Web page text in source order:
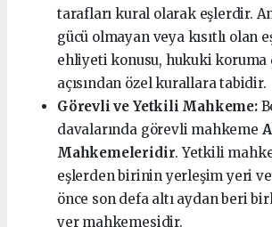
tarafları kural olarak eşlerdir.
gücü olmayan veya kısıtlı olan
ehliyeti konusu, hukuki koruma
açısından özel kurallara tabidir.
Görevli ve Yetkili Mahkeme:
davalarında görevli mahkeme
Mahkemeleridir. Yetkili
eşlerden birinin yerleşim yeri
önce son defa altı aydan beri
yer mahkemesidir.